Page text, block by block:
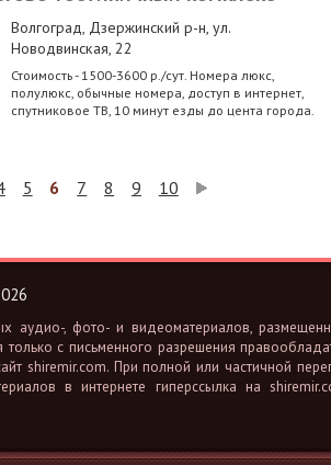
Волгоград, Дзержинский р-н, ул.
Новодвинская, 22
Стоимость - 1500-3600 р./сут. Номера люкс,
полулюкс, обычные номера, доступ в интернет,
спутниковое ТВ, 10 минут езды до цента города.
5 6 7 8 9 10
аудио-, фото- и ви­део­ма­те­ри­а­лов,
толь­ко с пись­мен­но­го раз­ре­ше­ния
shiremir.​com. При пол­ной или ча­стич­ной
в ин­тер­не­те ги­перс­сыл­ка на